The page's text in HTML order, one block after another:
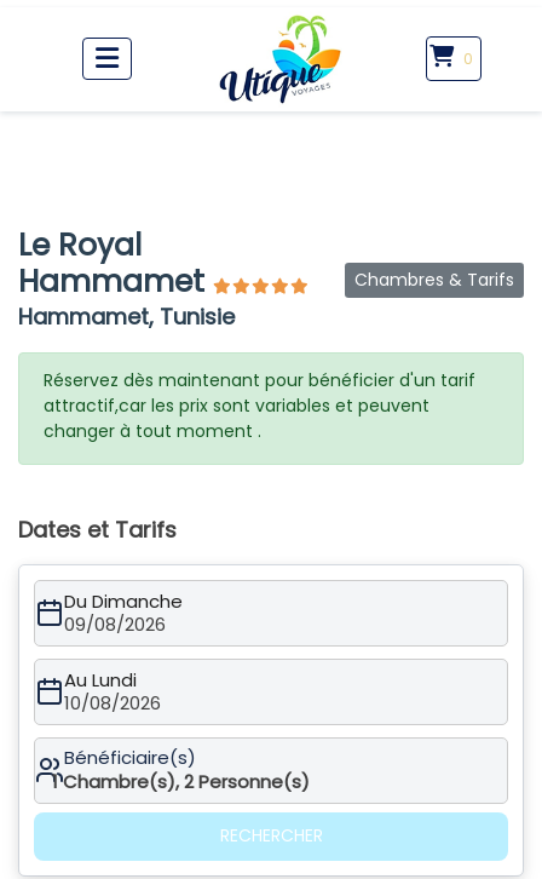
0
Le Royal
Hammamet
Hammamet, Tunisie
Chambres & Tarifs
Réservez dès maintenant pour bénéficier d'un tarif
attractif,car les prix sont variables et peuvent
changer à tout moment .
Dates et Tarifs
Du Dimanche
09/08/2026
Au Lundi
10/08/2026
Bénéficiaire(s)
1Chambre(s),2Personne(s)
RECHERCHER